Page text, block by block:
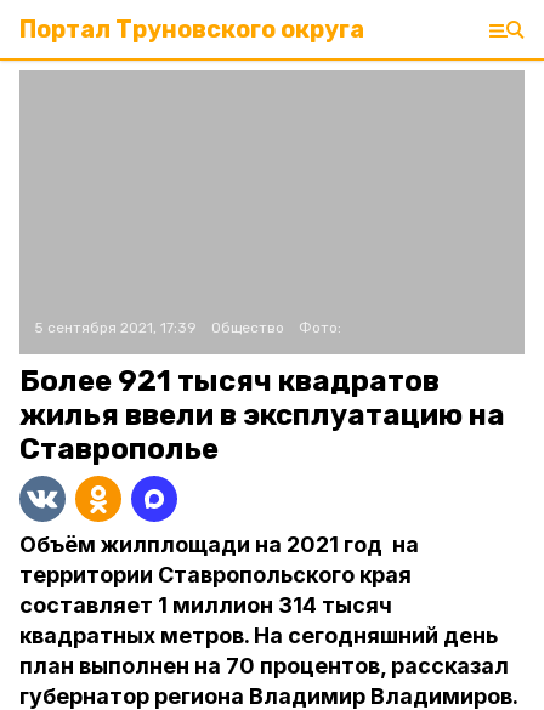
Портал Труновского округа
5 сентября 2021, 17:39 Общество Фото:
Более 921 тысяч квадратов
жилья ввели в эксплуатацию на
Ставрополье
Объём жилплощади на 2021 год на
территории Ставропольского края
составляет 1 миллион 314 тысяч
квадратных метров. На сегодняшний день
план выполнен на 70 процентов, рассказал
губернатор региона Владимир Владимиров.